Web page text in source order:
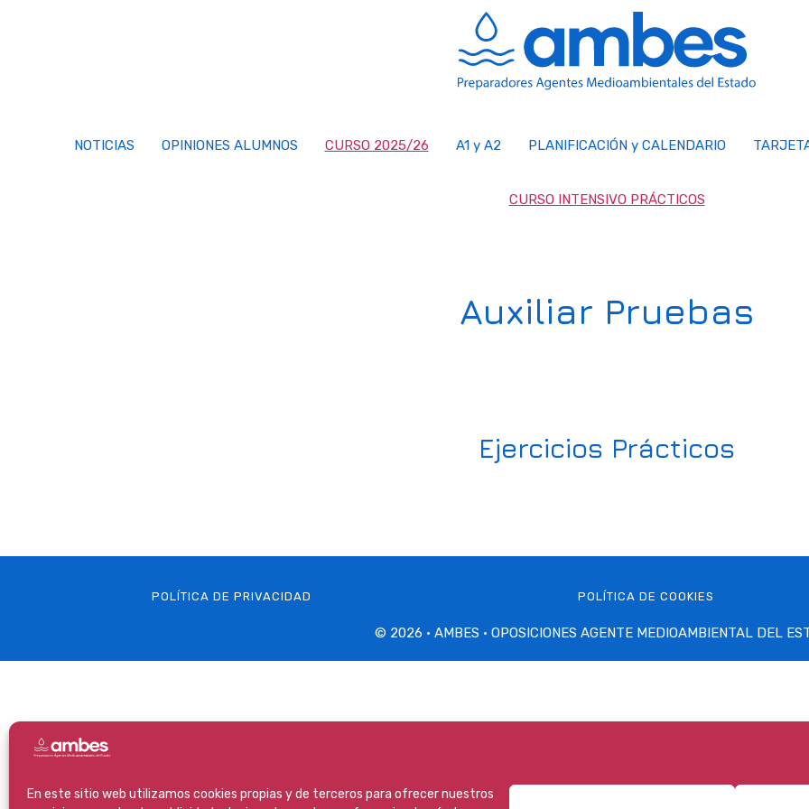
En este sitio web utilizamos cookies propias y de terceros para ofrecer nuestros
NOTICIAS OPINIONES ALUMNOS CURSO 2025/26 A1 y A2 PLANIFICACIÓN y CALENDARIO
CURSO INTENSIVO PRÁCTICOS
Auxiliar Pruebas
Ejercicios Prácticos
POLÍTICA DE PRIVACIDAD POLÍTICA DE COOKIES
© 2026 · AMBES · OPOSICIONES AGENTE MEDIOAMBIENTAL DEL